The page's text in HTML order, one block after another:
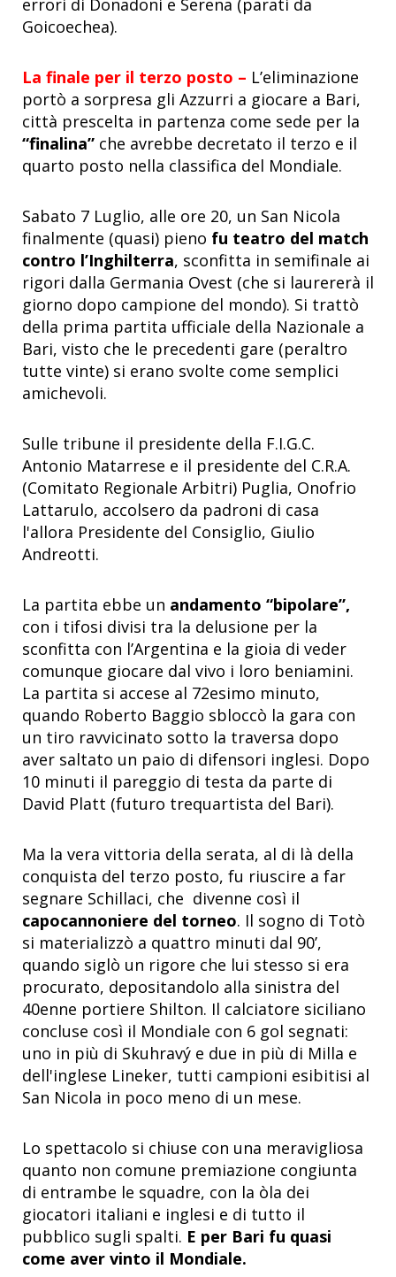
errori di Donadoni e Serena (parati da
Goicoechea).
La finale per il terzo posto – L’eliminazione
portò a sorpresa gli Azzurri a giocare a Bari,
città prescelta in partenza come sede per la
“finalina” che avrebbe decretato il terzo e il
quarto posto nella classifica del Mondiale.
Sabato 7 Luglio, alle ore 20, un San Nicola
finalmente (quasi) pieno fu teatro del match
contro l’Inghilterra, sconfitta in semifinale ai
rigori dalla Germania Ovest (che si laurererà il
giorno dopo campione del mondo). Si trattò
della prima partita ufficiale della Nazionale a
Bari, visto che le precedenti gare (peraltro
tutte vinte) si erano svolte come semplici
amichevoli.
Sulle tribune il presidente della F.I.G.C.
Antonio Matarrese e il presidente del C.R.A.
(Comitato Regionale Arbitri) Puglia, Onofrio
Lattarulo, accolsero da padroni di casa
l'allora Presidente del Consiglio, Giulio
Andreotti.
La partita ebbe un andamento “bipolare”,
con i tifosi divisi tra la delusione per la
sconfitta con l’Argentina e la gioia di veder
comunque giocare dal vivo i loro beniamini.
La partita si accese al 72esimo minuto,
quando Roberto Baggio sbloccò la gara con
un tiro ravvicinato sotto la traversa dopo
aver saltato un paio di difensori inglesi. Dopo
10 minuti il pareggio di testa da parte di
David Platt (futuro trequartista del Bari).
Ma la vera vittoria della serata, al di là della
conquista del terzo posto, fu riuscire a far
segnare Schillaci, che divenne così il
capocannoniere del torneo. Il sogno di Totò
si materializzò a quattro minuti dal 90’,
quando siglò un rigore che lui stesso si era
procurato, depositandolo alla sinistra del
40enne portiere Shilton. Il calciatore siciliano
concluse così il Mondiale con 6 gol segnati:
uno in più di Skuhravý e due in più di Milla e
dell'inglese Lineker, tutti campioni esibitisi al
San Nicola in poco meno di un mese.
Lo spettacolo si chiuse con una meravigliosa
quanto non comune premiazione congiunta
di entrambe le squadre, con la òla dei
giocatori italiani e inglesi e di tutto il
pubblico sugli spalti. E per Bari fu quasi
come aver vinto il Mondiale.